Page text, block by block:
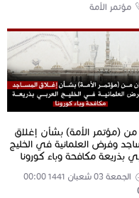
مؤتمر الأمة
من (مؤتمر الأمة) بشأن إغلاق
وفرض العلمانية في الخليج
بذريعة مكافحة وباء كورونا
الجمعة 03 شعبان 1441 00:00